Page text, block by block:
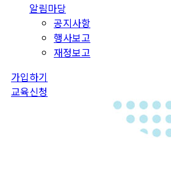
알림마당
공지사항
행사보고
재정보고
가입하기
교육신청